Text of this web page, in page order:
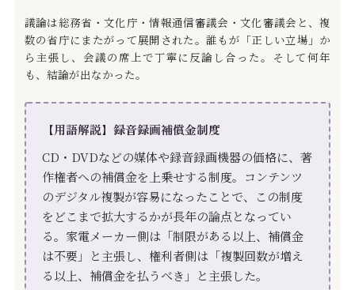
議論は総務省・文化庁・情報通信審議会・文化審議会と、複
数の省庁にまたがって展開された。誰もが「正しい立場」か
ら主張し、会議の席上で丁寧に反論し合った。そして何年
も、結論が出なかった。
【用語解説】録音録画補償金制度
CD・DVDなどの媒体や録音録画機器の価格に、著
作権者への補償金を上乗せする制度。コンテンツ
のデジタル複製が容易になったことで、この制度
をどこまで拡大するかが長年の論点となってい
る。家電メーカー側は「制限がある以上、補償金
は不要」と主張し、権利者側は「複製回数が増え
る以上、補償金を払うべき」と主張した。